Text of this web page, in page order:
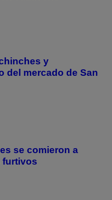
y
del mercado de San
se comieron a
furtivos